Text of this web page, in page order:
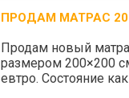
ПРОДАМ МАТРАС
Продам новый
размером 200×200
евтро. Состояние